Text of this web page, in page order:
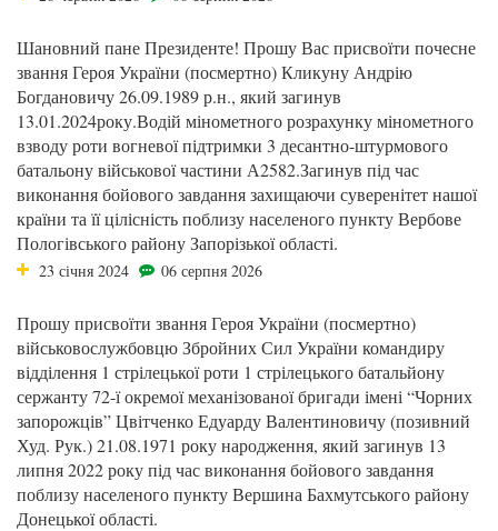
Шановний пане Президенте! Прошу Вас присвоїти почесне
звання Героя України (посмертно) Кликуну Андрію
Богдановичу 26.09.1989 р.н., який загинув
13.01.2024року.Водій мінометного розрахунку мінометного
взводу роти вогневої підтримки 3 десантно-штурмового
батальону військової частини А2582.Загинув під час
виконання бойового завдання захищаючи суверенітет нашої
країни та її цілісність поблизу населеного пункту Вербове
Пологівського району Запорізької області.
23 січня 2024 06 серпня 2026
Прошу присвоїти звання Героя України (посмертно)
військовослужбовцю Збройних Сил України командиру
відділення 1 стрілецької роти 1 стрілецького батальйону
сержанту 72-ї окремої механізованої бригади імені “Чорних
запорожців” Цвітченко Едуарду Валентиновичу (позивний
Худ. Рук.) 21.08.1971 року народження, який загинув 13
липня 2022 року під час виконання бойового завдання
поблизу населеного пункту Вершина Бахмутського району
Донецької області.